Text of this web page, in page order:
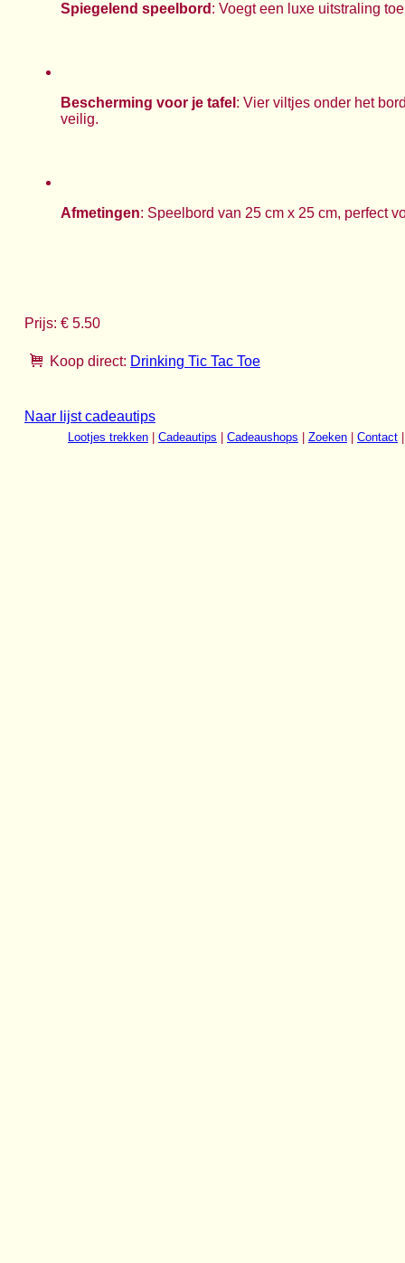
Spiegelend speelbord : Voegt een luxe uitstraling
Bescherming voor je tafel : Vier viltjes onder het
veilig.
Afmetingen: Speelbord van 25 cm x 25 cm, perfect
Prijs: € 5.50
Koop direct: Drinking Tic Tac Toe
Naar lijst cadeautips
Lootjes trekken Cadeautips Cadeaushops Zoeken Contact